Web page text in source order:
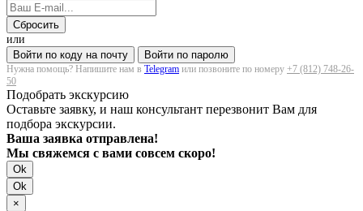
Сбросить
или
Войти по коду на почту
Войти по паролю
Нужна помощь? Напишите нам в Telegram или позвоните по номеру +7 (812) 748-26-
50
Подобрать экскурсию
Оставьте заявку, и наш консультант перезвонит Вам для
подбора экскурсии.
Ваша заявка отправлена!
Мы свяжемся с вами совсем скоро!
Ok
Ok
×